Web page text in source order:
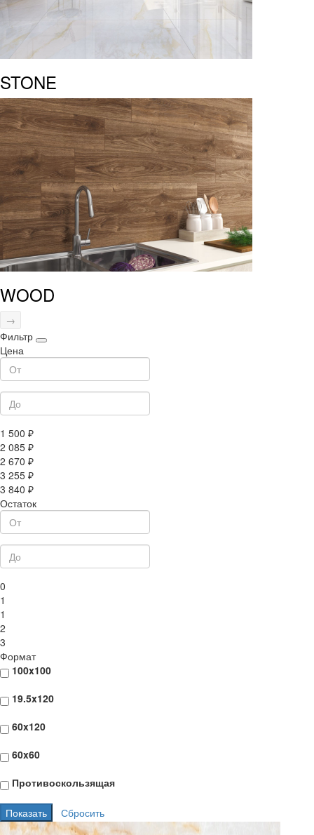
STONE
WOOD
→
Фильтр
Цена
1 500 ₽
2 085 ₽
2 670 ₽
3 255 ₽
3 840 ₽
Остаток
0
1
1
2
3
Формат
100x100
19.5x120
60x120
60x60
Противоскользящая